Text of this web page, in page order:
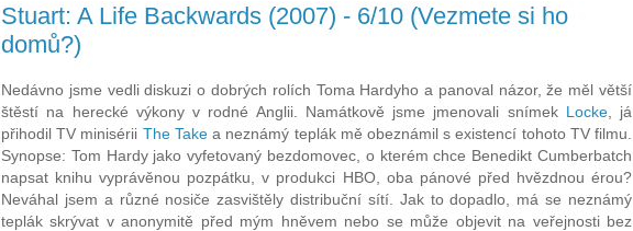
Stuart: A Life Backwards (2007) - 6/10 (Vezmete si ho
domů?)
Nedávno jsme vedli diskuzi o dobrých rolích Toma Hardyho a panoval názor, že měl větší
štěstí na herecké výkony v rodné Anglii. Namátkově jsme jmenovali snímek Locke, já
přihodil TV minisérii The Takea neznámý teplák mě obeznámil s existencí tohoto TV filmu.
Synopse: Tom Hardy jako vyfetovaný bezdomovec, o kterém chce Benedikt Cumberbatch
napsat knihu vyprávěnou pozpátku, v produkci HBO, oba pánové před hvězdnou érou?
Neváhal jsem a různé nosiče zasvištěly distribuční sítí. Jak to dopadlo, má se neznámý
teplák skrývat v anonymitě před mým hněvem nebo se může objevit na veřejnosti bez